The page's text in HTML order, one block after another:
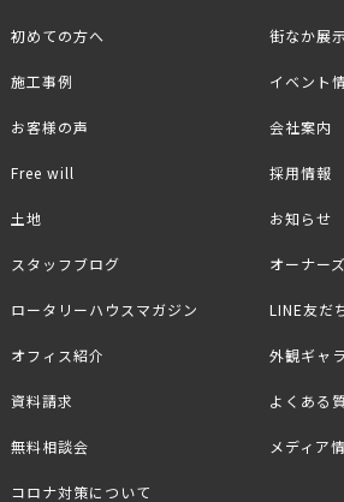
初めての方へ
施工事例
お客様の声
Free will
土地
街なか展
イベント
会社案内
採用情報
お知らせ
スタッフブログ
ロータリーハウスマガジン
オフィス紹介
資料請求
無料相談会
オーナー
LINE友だ
外観ギャ
よくある
メディア
コロナ対策について